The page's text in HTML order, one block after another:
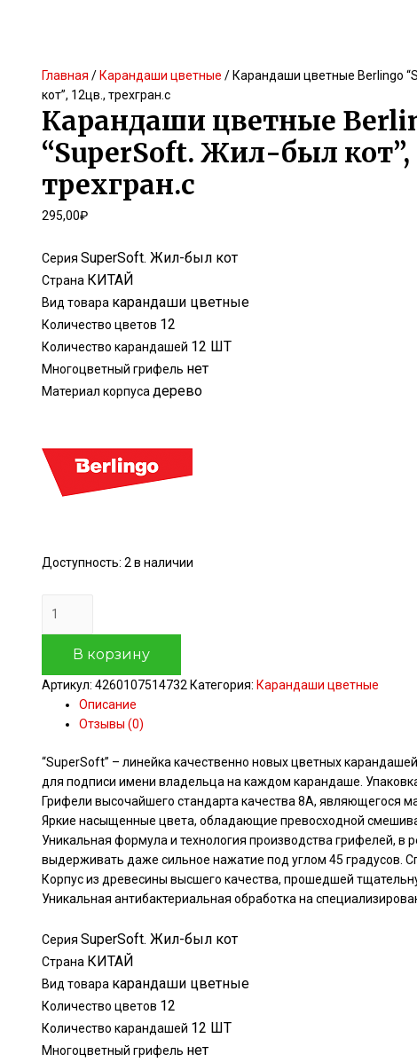
Главная /Карандаши цветные / Карандаши цветные Berlingo
кот”, 12цв., трехгран.с
Карандаши цветные
“SuperSoft. Жил-был кот”,
трехгран.с
295,00₽
Серия SuperSoft. Жил-был кот
Страна КИТАЙ
Вид товара карандаши цветные
Количество цветов 12
Количество карандашей 12 ШТ
Многоцветный грифель нет
Материал корпуса дерево
Доступность: 2 в наличии
Карандаши
Berlingo
"SuperSoft.
Жил-
12цв.,
трехгран.с
В корзину
Артикул: 4260107514732 Категория: Карандаши цветные
Описание
Отзывы (0)
“SuperSoft” – линейка качественно новых цветных
для подписи имени владельца на каждом карандаше.
Грифели высочайшего стандарта качества 8А, являющегося
Яркие насыщенные цвета, обладающие превосходной
Уникальная формула и технология производства грифелей,
выдерживать даже сильное нажатие под углом 45 градусов.
Корпус из древесины высшего качества, прошедшей
Уникальная антибактериальная обработка на
Серия SuperSoft. Жил-был кот
Страна КИТАЙ
Вид товара карандаши цветные
Количество цветов 12
Количество карандашей 12 ШТ
Многоцветный грифель нет